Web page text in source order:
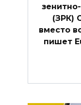
(ЗРК)
вместо
пишет